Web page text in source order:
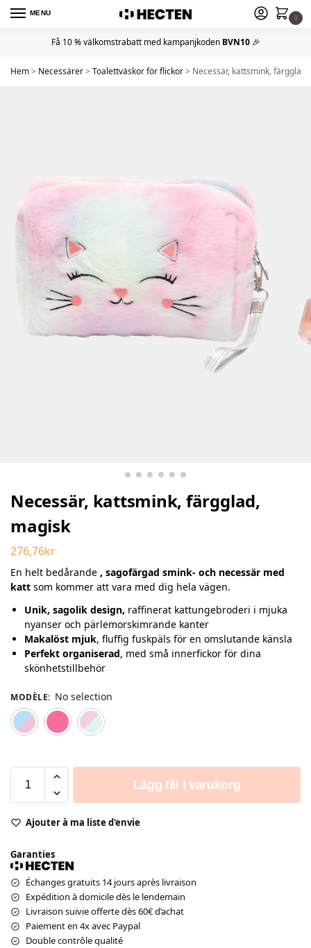
MENU
0
Få 10 % välkomstrabatt med kampanjkoden BVN10🎉
Hem> Necessärer> Toalettväskor för flickor> Necessär, kattsmink, färgglad,
Necessär, kattsmink, färgglad,
magisk
276,76kr
En helt bedårande , sagofärgad smink- och necessär med
katt som kommer att vara med dig hela vägen.
Unik, sagolik design, raffinerat kattungebroderi i mjuka
nyanser och pärlemorskimrande kanter
Makalöst mjuk, fluffig fuskpäls för en omslutande känsla
Perfekt organiserad, med små innerfickor för dina
skönhetstillbehör
MODÈLE: No selection
Modell 1
Lägg till i varukorg
Ajouter à ma liste d'envie
Garanties
Échanges gratuits 14 jours après livraison
Expédition à domicile dès le lendemain
Livraison suivie offerte dès 60€ d’achat
Paiement en 4x avec Paypal
Double contrôle qualité